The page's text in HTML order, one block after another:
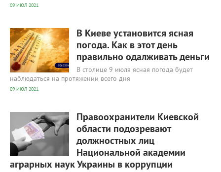
09 ИЮЛ 2021
В Киеве установится ясная
погода. Как в этот день
правильно одалживать деньги
В столице 9 июля ясная погода будет
наблюдаться на протяжении всего дня
09 ИЮЛ 2021
Правоохранители Киевской
области подозревают
должностных лиц
Национальной академии
аграрных наук Украины в коррупции